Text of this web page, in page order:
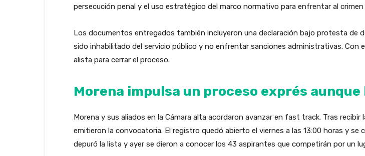
persecución penal y el uso estratégico del marco normativo para enfrentar al crimen
Los documentos entregados también incluyeron una declaración bajo protesta de
sido inhabilitado del servicio público y no enfrentar sanciones administrativas. Con
alista para cerrar el proceso.
Morena impulsa un proceso exprés
Morena y sus aliados en la Cámara alta acordaron avanzar en fast track. Tras recibir
emitieron la convocatoria. El registro quedó abierto el viernes a las 13:00 horas y se
depuró la lista y ayer se dieron a conocer los 43 aspirantes que competirán por un